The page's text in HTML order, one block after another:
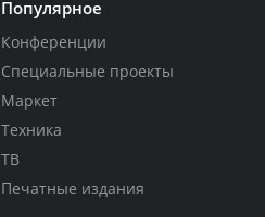
Популярное
Конференции
Специальные проекты
Маркет
Техника
ТВ
Печатные издания